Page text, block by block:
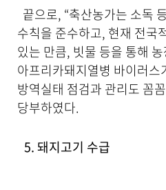
끝으로, “축산농가는 소독
수칙을 준수하고, 현재 전국
있는 만큼, 빗물 등을 통해
아프리카돼지열병 바이러스
방역실태 점검과 관리도 꼼
당부하였다.
5. 돼지고기 수급